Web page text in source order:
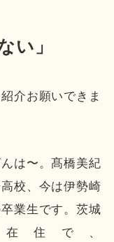
い」
介お願いできま
は〜。髙橋美紀
校、今は伊勢崎
業生です。茨城
住で、